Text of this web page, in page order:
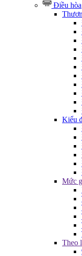
Điều hòa
Kiểu
Mức
Theo